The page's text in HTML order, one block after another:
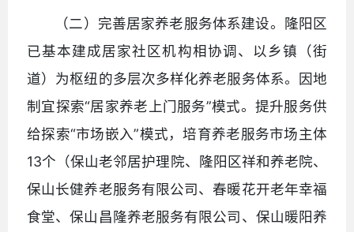
（二）完善居家养老服务体系建设。隆阳区
已基本建成居家社区机构相协调、以乡镇（街
道）为枢纽的多层次多样化养老服务体系。因地
制宜探索“居家养老上门服务”模式。提升服务供
给探索“市场嵌入”模式，培育养老服务市场主体
13个（保山老邻居护理院、隆阳区祥和养老院、
保山长健养老服务有限公司、春暖花开老年幸福
食堂、保山昌隆养老服务有限公司、保山暖阳养